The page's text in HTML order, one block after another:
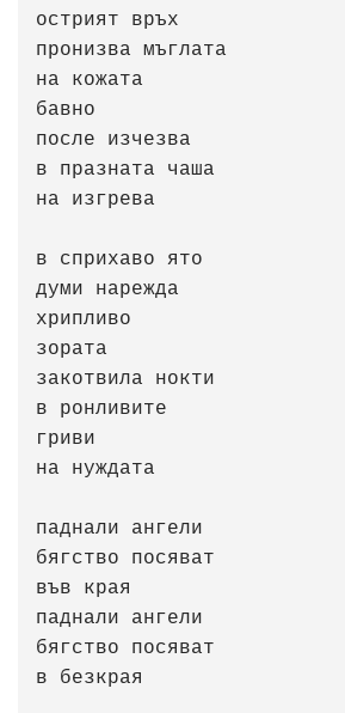
острият връх
пронизва мъглата
на кожата
бавно
после изчезва
в празната чаша
на изгрева
в сприхаво ято
думи нарежда
хрипливо
зората
закотвила нокти
в ронливите
гриви
на нуждата
паднали ангели
бягство посяват
във края
паднали ангели
бягство посяват
в безкрая